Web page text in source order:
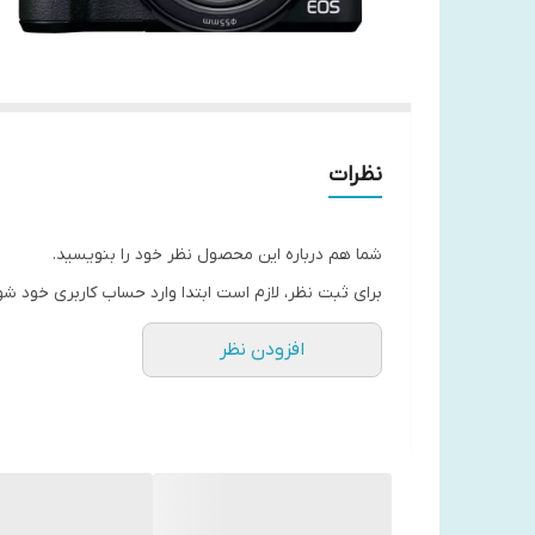
نظرات
شما هم درباره این محصول نظر خود را بنویسید.
برای ثبت نظر، لازم است ابتدا وارد حساب کاربری خود
افزودن نظر